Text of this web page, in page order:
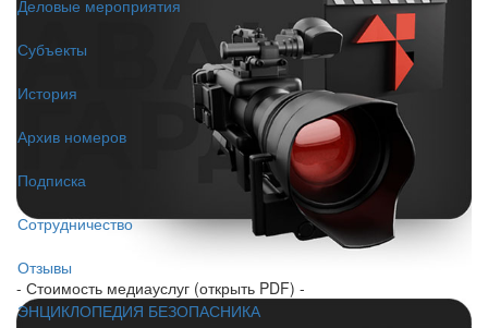
Деловые мероприятия
Субъекты
История
Архив номеров
Подписка
Сотрудничество
Отзывы
ЭНЦИКЛОПЕДИЯ БЕЗОПАСНИКА
- Стоимость медиауслуг (открыть PDF) -